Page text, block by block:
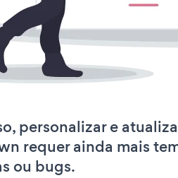
personalizar e
requer ainda mais
ou bugs.